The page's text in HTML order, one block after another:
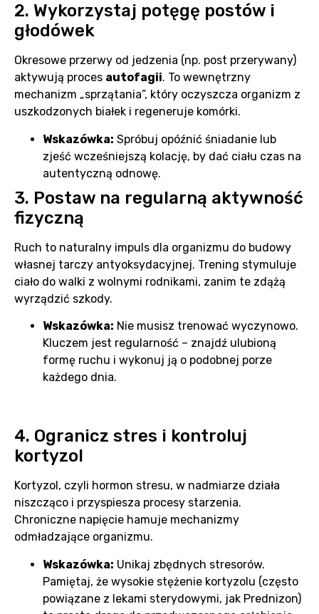
2. Wykorzystaj potęgę postów i
głodówek
Okresowe przerwy od jedzenia (np. post przerywany)
aktywują proces autofagii. To wewnętrzny
mechanizm „sprzątania”, który oczyszcza organizm z
uszkodzonych białek i regeneruje komórki.
Wskazówka: Spróbuj opóźnić śniadanie lub
zjeść wcześniejszą kolację, by dać ciału czas na
autentyczną odnowę.
3. Postaw na regularną aktywność
fizyczną
Ruch to naturalny impuls dla organizmu do budowy
własnej tarczy antyoksydacyjnej. Trening stymuluje
ciało do walki z wolnymi rodnikami, zanim te zdążą
wyrządzić szkody.
Wskazówka: Nie musisz trenować wyczynowo.
Kluczem jest regularność – znajdź ulubioną
formę ruchu i wykonuj ją o podobnej porze
każdego dnia.
4. Ogranicz stres i kontroluj
kortyzol
Kortyzol, czyli hormon stresu, w nadmiarze działa
niszcząco i przyspiesza procesy starzenia.
Chroniczne napięcie hamuje mechanizmy
odmładzające organizmu.
Wskazówka: Unikaj zbędnych stresorów.
Pamiętaj, że wysokie stężenie kortyzolu (często
powiązane z lekami sterydowymi, jak Prednizon)